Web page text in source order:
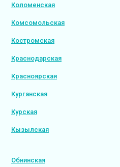
Коломенская
Комсомольская
Костромская
Краснодарская
Красноярская
Курганская
Курская
Кызылская
Обнинская